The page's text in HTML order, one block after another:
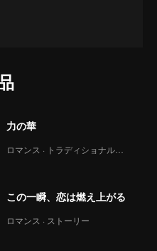
力の華
ロマンス · トラディショナル・コスチューム
この一瞬、恋は燃え上がる
ロマンス · ストーリー